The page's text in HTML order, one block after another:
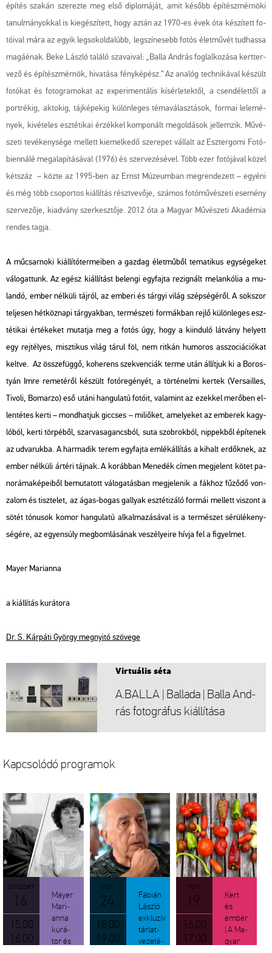
épí­tés sza­kán sze­rez­te meg első dip­lo­má­ját, amit ké­sőbb épí­tész­mér­nö­ki
ta­nul­má­nyok­kal is ki­egé­szí­tett, hogy aztán az 1970-es évek óta ké­szí­tett fo­
tó­i­val mára az egyik leg­sok­ol­da­lúbb, leg­szí­ne­sebb fotós élet­mű­vét tud­has­sa
ma­gá­é­nak. Beke Lász­ló ta­lá­ló sza­va­i­val: „Balla And­rás fog­lal­ko­zá­sa kert­ter­
ve­ző és épí­tész­mér­nök, hi­va­tá­sa fény­ké­pész.” Az ana­lóg tech­ni­ká­val ké­szült
fo­tó­kat és fo­to­g­ra­mo­kat az ex­pe­ri­men­tá­lis kí­sér­le­tek­től, a csend­élet­től a
port­ré­kig, ak­to­kig, táj­ké­pe­kig kü­lön­le­ges té­ma­vá­lasz­tá­sok, for­mai le­le­mé­
nyek, ki­vé­te­les esz­té­ti­kai ér­zék­kel kom­po­nált meg­ol­dá­sok jel­lem­zik. Mű­vé­
sze­ti te­vé­keny­sé­ge mel­lett ki­emel­ke­dő sze­re­pet vál­lalt az Esz­ter­go­mi Fo­tó­
bi­en­ná­lé meg­ala­pí­tá­sá­val (1976) és szer­ve­zé­sé­vel. Több ezer fo­tó­já­val közel
két­száz – közte az 1995-ben az Ernst Mú­ze­um­ban meg­ren­de­zett – egyé­ni
és még több cso­por­tos ki­ál­lí­tás részt­ve­vő­je, szá­mos fo­tó­mű­vé­sze­ti ese­mény
szer­ve­ző­je, ki­ad­vány szer­kesz­tő­je. 2012 óta a Ma­gyar Mű­vé­sze­ti Aka­dé­mia
ren­des tagja.
A mű­csar­no­ki ki­ál­lí­tó­ter­me­i­ben a gaz­dag élet­mű­ből te­ma­ti­kus egy­sé­ge­ket
vá­lo­gat­tunk. Az egész ki­ál­lí­tást be­len­gi egy­faj­ta re­zig­nált me­lan­kó­lia a mu­
lan­dó, ember nél­kü­li táj­ról, az em­be­ri és tár­gyi világ szép­sé­gé­ről. A sok­szor
tel­je­sen hét­köz­na­pi tár­gyak­ban, ter­mé­sze­ti for­mák­ban rejlő kü­lön­le­ges esz­
té­ti­kai ér­té­ke­ket mu­tat­ja meg a fotós úgy, hogy a ki­in­du­ló lát­vány he­lyett
egy rej­té­lyes, misz­ti­kus világ tárul föl, nem rit­kán hu­mo­ros asszo­ci­á­ci­ó­kat
kelt­ve. Az össze­füg­gő, ko­he­rens szek­ven­ci­ák terme után ál­lít­juk ki a Bo­ros­
tyán Imre re­me­té­ről ké­szült fo­tó­re­gé­nyét, a tör­té­nel­mi ker­tek (Ver­sailles,
Ti­vo­li, Bom­ar­zo) eső utáni han­gu­la­tú fo­tó­it, va­la­mint az ezek­kel me­rő­ben el­
len­té­tes kerti – mond­hat­juk giccses – mi­li­ő­ket, ame­lye­ket az em­be­rek kagy­
ló­ból, kerti tör­pé­ből, szar­vas­agancs­ból, suta szob­rok­ból, nip­pek­ből épí­te­nek
az ud­va­ruk­ba. A har­ma­dik terem egy­faj­ta em­lék­ál­lí­tás a ki­halt er­dők­nek, az
ember nél­kü­li ár­té­ri táj­nak. A ko­ráb­ban Me­ne­dékcímen meg­je­lent kötet pa­
no­rá­ma­ké­pe­i­ből be­mu­ta­tott vá­lo­ga­tás­ban meg­je­le­nik a fák­hoz fű­ző­dő von­
za­lom és tisz­te­let, az ágas-bogas gallyak esz­té­ti­zá­ló for­mái mel­lett vi­szont a
sötét tó­nu­sok komor han­gu­la­tú al­kal­ma­zá­sá­val is a ter­mé­szet sé­rü­lé­keny­
sé­gé­re, az egyen­súly meg­bom­lá­sá­nak ve­szé­lye­i­re hívja fel a fi­gyel­met.
Mayer Ma­ri­an­na
a ki­ál­lí­tás ku­rá­to­ra
Dr. S. Kár­pá­ti György meg­nyi­tó szö­ve­ge
Vir­tu­á­lis séta
A.​BALLA | Bal­la­da | Balla And­
rás fo­tog­rá­fus ki­ál­lí­tá­sa
Kap­cso­ló­dó prog­ra­mok
ok­tó­ber
16.
15.00
16.00
Mayer
Ma­ri­
an­na
ku­rá­
tor és
nov.
24.
18.00
19.00
Fá­bi­án
Lász­ló
exk­lu­zív
tár­lat­
ve­ze­té­
nov.
19.
16.00
17.00
Kert
és
ember
| A Ma­
gyar